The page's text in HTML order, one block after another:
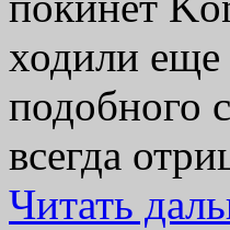
ходили еще
подобного
всегда
Читать